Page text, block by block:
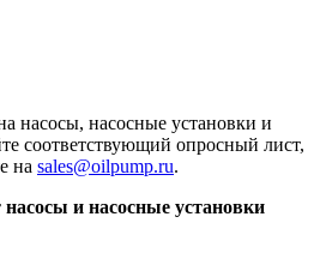
насосы, насосные установки и
соответствующий опросный лист,
на sales@oilpump.ru.
и насосные установки